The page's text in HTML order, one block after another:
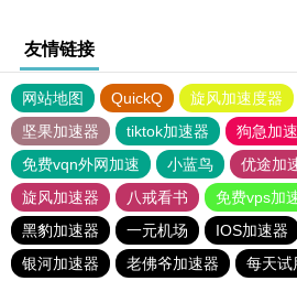
友情链接
网站地图 QuickQ 旋风加速度器
坚果加速器
tiktok加速器
狗急加
免费vqn外网加速
小蓝鸟 优途加
旋风加速器
八戒看书
免费vps加
黑豹加速器
一元机场 IOS加速器
银河加速器
老佛爷加速器 每天试